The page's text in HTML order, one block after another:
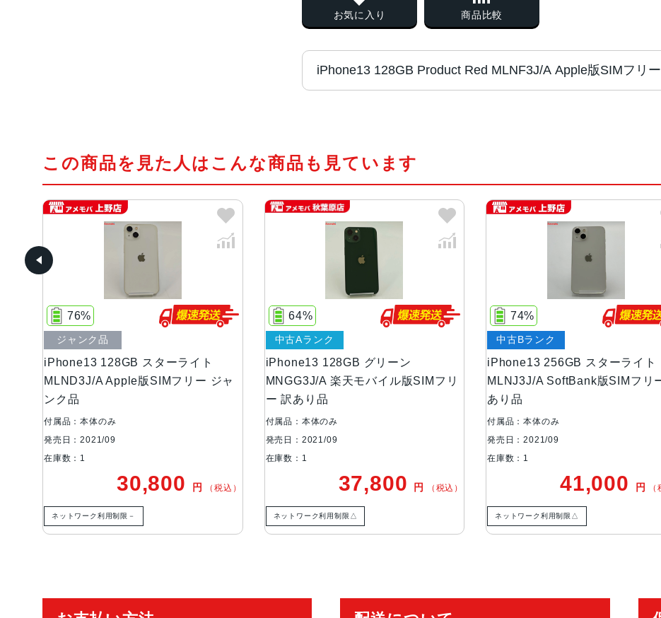
お気に入り 商品比較
iPhone13 128GB Product Red MLNF3J/A Apple版SIMフリ
カラー (PRODUCT)RED 、スターライト、ミ
容量 128GB、256GB、512GB
サイズ・重さ 146.7×71.5×7.65mm ・173g
液晶 6.1インチ（対角）オールスクリーン
防沫性能、耐水性
能、防塵性能
EC規格60529にもとづくIP68等級（最
カメラ
デュアル12MPカメラシステム：広角
4絞り値と120°視野角2倍の光学ズーム
12MPカメラƒ/2.2絞り値
TrueDepthカメラによる顔認識の有効化
発売日 2021年9月24日
この商品を見た人はこんな商品も見ています
iPhone13 128GB スターライト
MLND3J/A Apple版SIMフリー ジャ
ンク品
76%
ジャンク品
付属品：本体のみ
発売日：2021/09
在庫数：1
30,800 円 （税込）
ネットワーク利用制限－
iPhone13 128GB グリーン
MNGG3J/A 楽天モバイル版SIMフリ
ー 訳あり品
64%
中古Aランク
付属品：本体のみ
発売日：2021/09
在庫数：1
37,800 円 （税込）
ネットワーク利用制限△
iPhone13 256GB スターライト
MLNJ3J/A SoftBank版SIMフリ
あり品
74%
中古Bランク
付属品：本体のみ
発売日：2021/09
在庫数：1
41,000 円
ネットワーク利用制限△